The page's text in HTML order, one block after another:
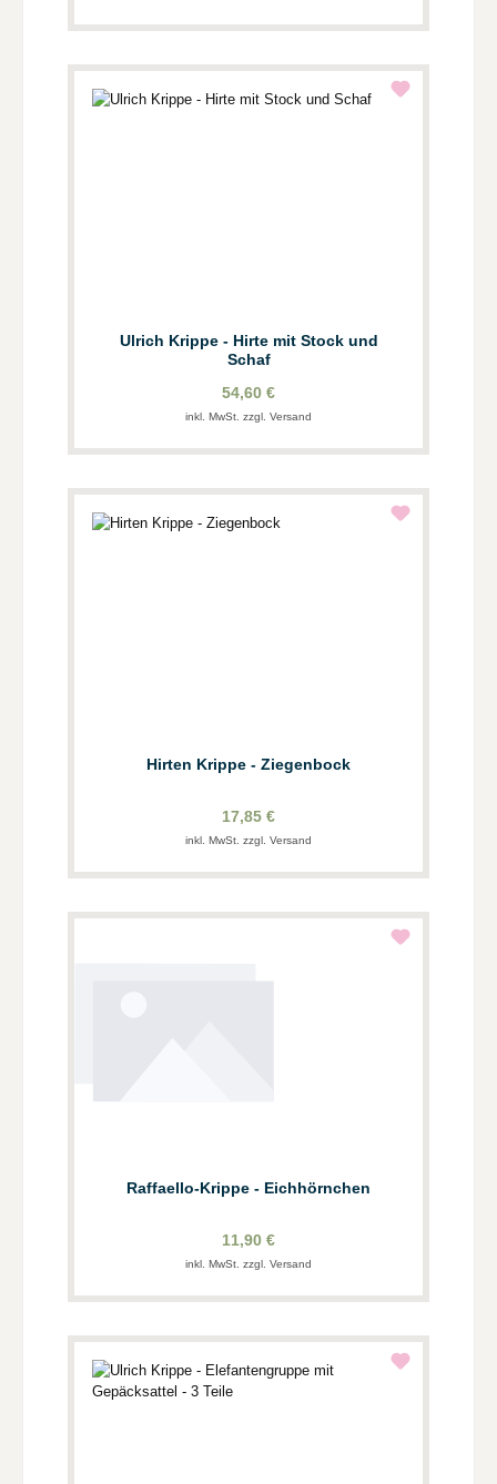
Ulrich Krippe - Hirte mit Stock und
Schaf
54,60 €
inkl. MwSt. zzgl. Versand
Hirten Krippe - Ziegenbock
17,85 €
inkl. MwSt. zzgl. Versand
Raffaello-Krippe - Eichhörnchen
11,90 €
inkl. MwSt. zzgl. Versand